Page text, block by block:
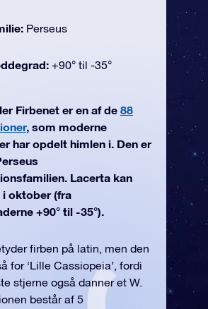
Perseus
+90° til -35°
Firbenet er en af de 88
, som moderne
har opdelt himlen i. Den er
Lacerta kan
oktober (fra
+90° til -35°).
firben på latin, men den
for ‘Lille Cassiopeia’, fordi
stjerne også danner et W.
består af 5